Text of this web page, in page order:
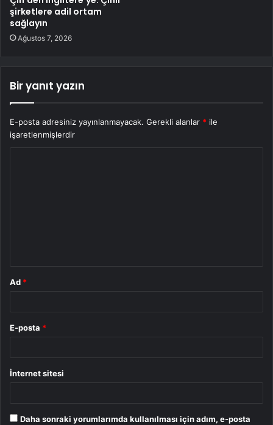
şirketlere adil ortam
sağlayın
Ağustos 7, 2026
Bir yanıt yazın
E-posta adresiniz yayınlanmayacak. Gerekli alanlar * ile
işaretlenmişlerdir
Ad *
E-posta *
İnternet sitesi
Daha sonraki yorumlarımda kullanılması için adım, e-posta